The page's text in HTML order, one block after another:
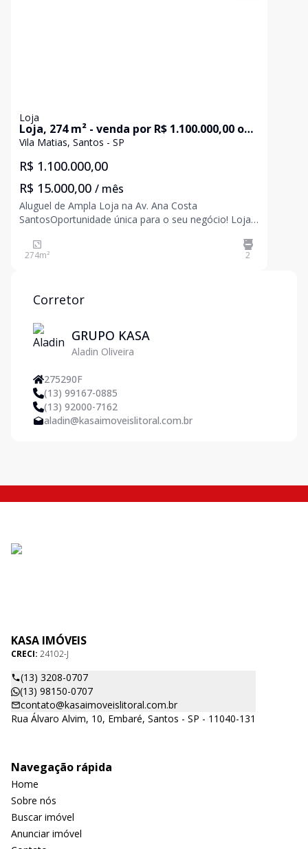
Loja
Loja, 274 m² - venda por R$ 1.100.000,00 ou
aluguel por R$ 15.000,02/mês - Vila Matias -
Vila Matias, Santos - SP
R$ 1.100.000,00
R$ 15.000,00 / mês
Aluguel de Ampla Loja na Av. Ana Costa
SantosOportunidade única para o seu negócio! Loja
uma das vias mais movimentadas e estratégicas de
Santos.Este ponto comercial oferece grande
274m² 2
Corretor
GRUPO KASA
Aladin Oliveira
275290F
(13) 99167-0885
(13) 92000-7162
aladin@kasaimoveislitoral.com.br
KASA IMÓVEIS
CRECI: 24102-J
(13) 3208-0707
(13) 98150-0707
contato@kasaimoveislitoral.com.br
Rua Álvaro Alvim, 10, Embaré, Santos - SP - 11040-131
Navegação rápida
Home
Sobre nós
Buscar imóvel
Anunciar imóvel